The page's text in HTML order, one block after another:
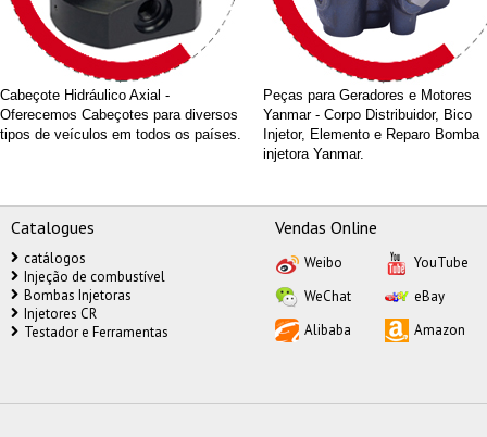
Cabeçote Hidráulico Axial -
Oferecemos Cabeçotes para diversos
tipos de veículos em todos os países.
Peças para Geradores e Motores
Yanmar - Corpo Distribuidor, Bico
Injetor, Elemento e Reparo Bomba
injetora Yanmar.
Catalogues
catálogos
Injeção de combustível
Bombas Injetoras
Injetores CR
Testador e Ferramentas
Vendas Online
Weibo
YouTube
WeChat
eBay
Alibaba
Amazon